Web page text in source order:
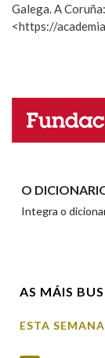
Marcas
Propoño
Nome
Galega. A
<https://
O
Integra o
AS MÁIS
ESTA SEMANA